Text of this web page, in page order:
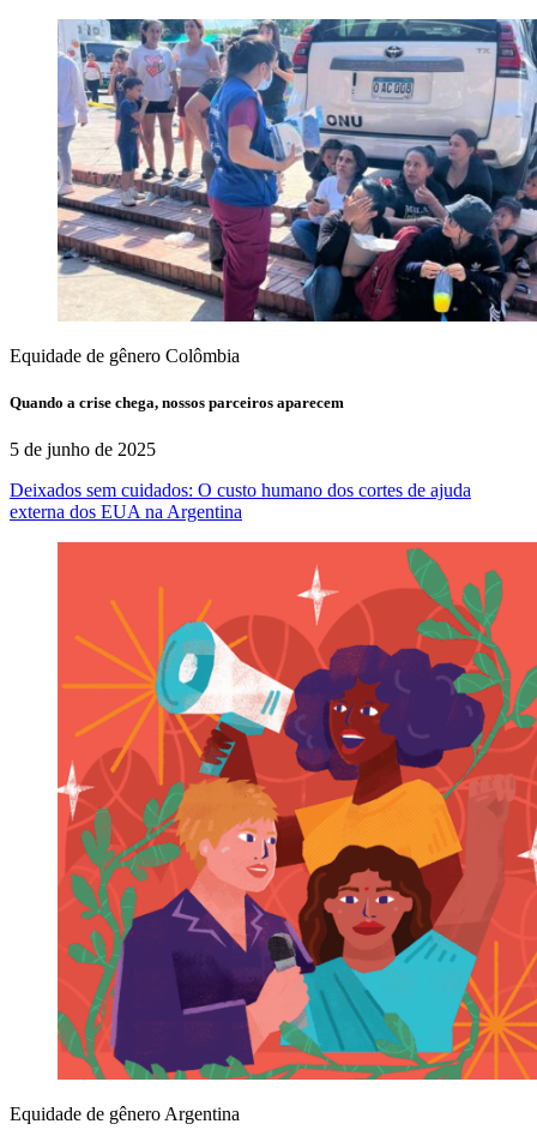
Equidade de gênero Colômbia
Quando a crise chega, nossos parceiros aparecem
5 de junho de 2025
Deixados sem cuidados: O custo humano dos cortes de ajuda
externa dos EUA na Argentina
Equidade de gênero Argentina